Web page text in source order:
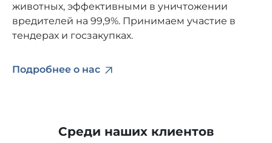
Корсчёт
044525104
животных, эффективными в уничтожении
вредителей на 99,9%. Принимаем участие в
тендерах и госзакупках.
Подробнее о нас
Среди наших клиентов